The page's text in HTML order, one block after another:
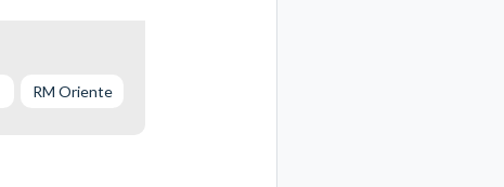
RM Oriente